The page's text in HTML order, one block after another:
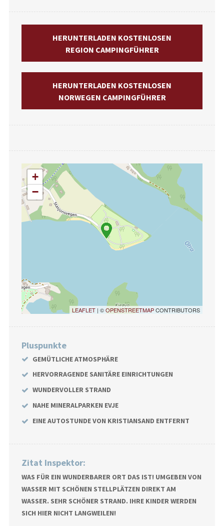
HERUNTERLADEN KOSTENLOSEN
REGION CAMPINGFÜHRER
HERUNTERLADEN KOSTENLOSEN
NORWEGEN CAMPINGFÜHRER
+
−
LEAFLET | ©OPENSTREETMAPCONTRIBUTORS
Pluspunkte
GEMÜTLICHE ATMOSPHÄRE
HERVORRAGENDE SANITÄRE EINRICHTUNGEN
WUNDERVOLLER STRAND
NAHE MINERALPARKEN EVJE
EINE AUTOSTUNDE VON KRISTIANSAND ENTFERNT
Zitat Inspektor:
WAS FÜR EIN WUNDERBARER ORT DAS IST! UMGEBEN VON
WASSER MIT SCHÖNEN STELLPLÄTZEN DIREKT AM
WASSER. SEHR SCHÖNER STRAND. IHRE KINDER WERDEN
SICH HIER NICHT LANGWEILEN!